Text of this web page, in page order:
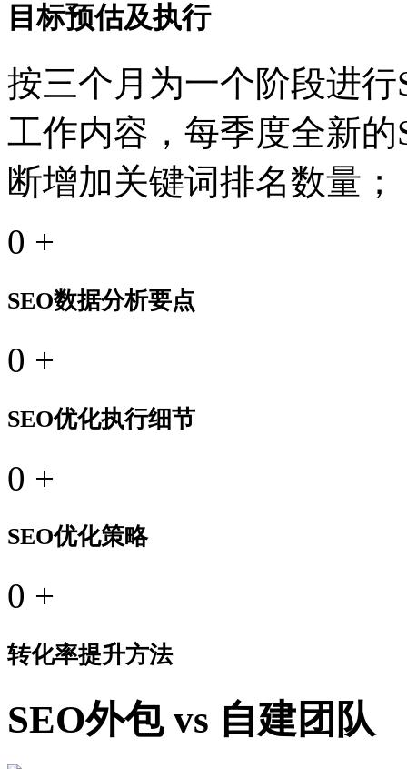
目标预估及执行
按三个月为一个阶段进
工作内容，每季度全新
断增加关键词排名数量；
0 +
SEO数据分析要点
0 +
SEO优化执行细节
0 +
SEO优化策略
0 +
转化率提升方法
SEO外包 vs 自建团队